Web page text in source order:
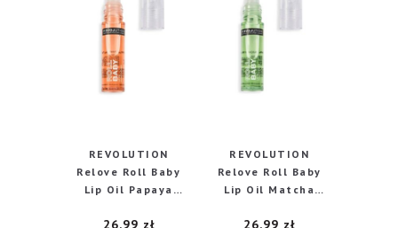
REVOLUTION
Relove Roll Baby
Lip Oil Papaya
ust 5 ml
26,99 zł
REVOLUTION
Relove Roll Baby
Lip Oil Matcha
ust 5 ml
26,99 zł